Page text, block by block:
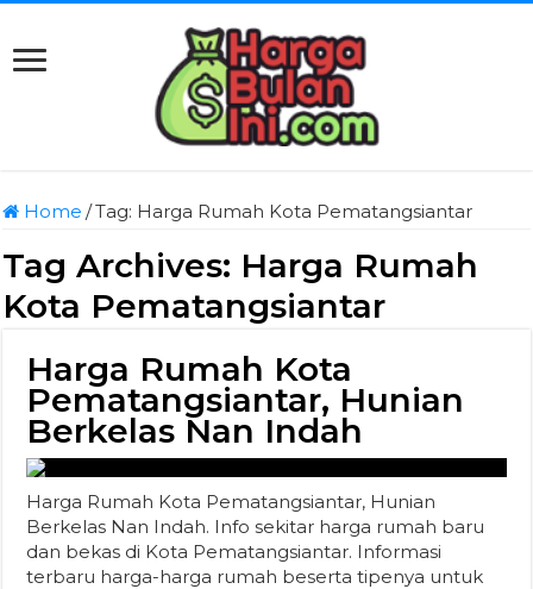
Home /Tag: Harga Rumah Kota Pematangsiantar
Tag Archives: Harga Rumah
Kota Pematangsiantar
Harga Rumah Kota
Pematangsiantar, Hunian
Berkelas Nan Indah
Harga Rumah Kota Pematangsiantar, Hunian
Berkelas Nan Indah. Info sekitar harga rumah baru
dan bekas di Kota Pematangsiantar. Informasi
terbaru harga-harga rumah beserta tipenya untuk